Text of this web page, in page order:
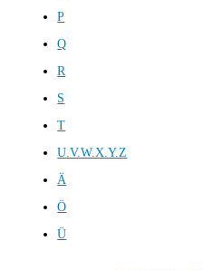
P
Q
R
S
T
U.V.W.X.Y.Z
Ä
Ö
Ü